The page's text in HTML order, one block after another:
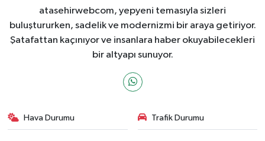
atasehirwebcom, yepyeni temasıyla sizleri
buluştururken, sadelik ve modernizmi bir araya getiriyor.
Şatafattan kaçınıyor ve insanlara haber okuyabilecekleri
bir altyapı sunuyor.
Hava Durumu Trafik Durumu